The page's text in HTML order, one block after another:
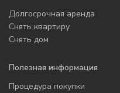
Долгосрочная аренда
Снять квартиру
Снять дом
Полезная информация
Процедура покупки